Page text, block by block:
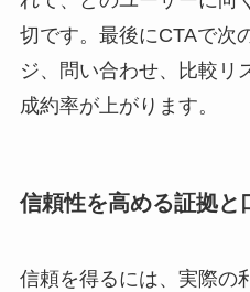
切です。最後にCTAで次
ジ、問い合わせ、比較リ
成約率が上がります。
信頼性を高める証拠と
信頼を得るには、実際の